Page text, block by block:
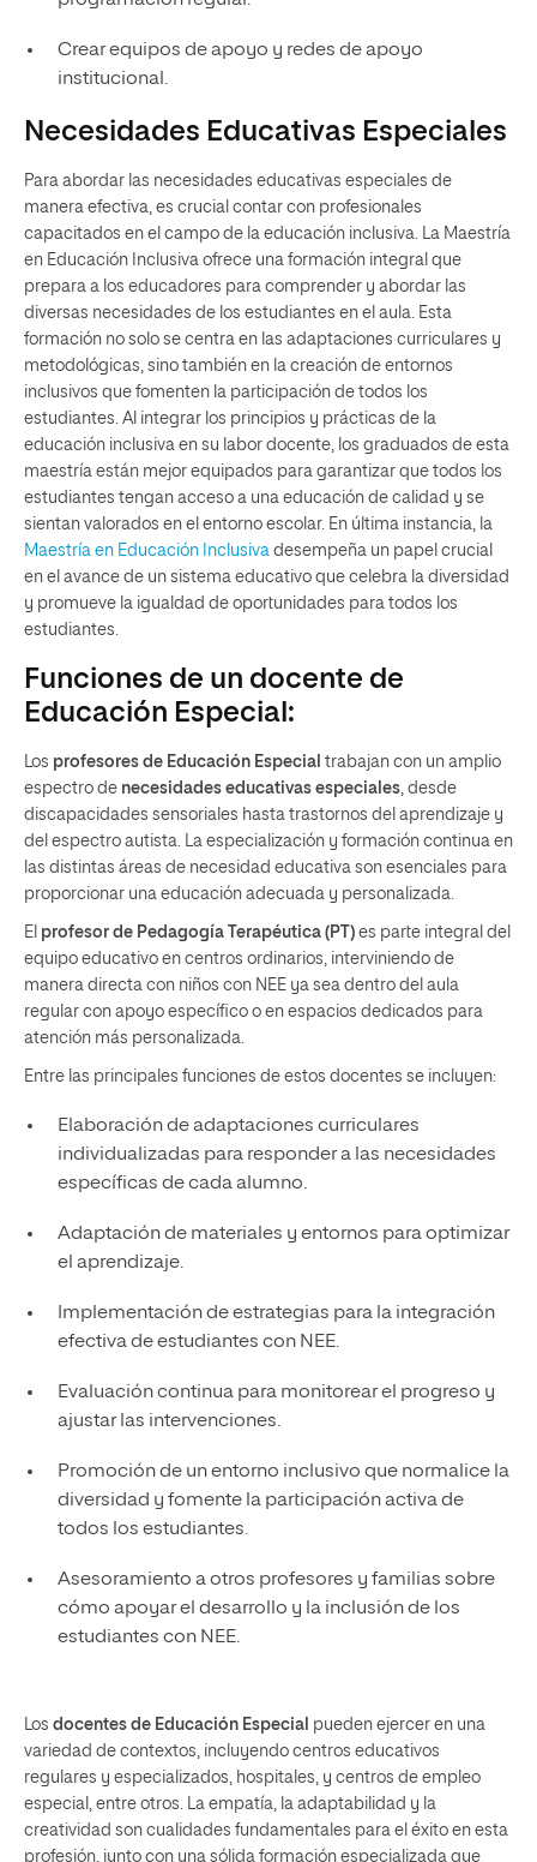
Crear equipos de apoyo y redes de apoyo
institucional.
Necesidades Educativas Especiales
Para abordar las necesidades educativas especiales de
manera efectiva, es crucial contar con profesionales
capacitados en el campo de la educación inclusiva. La Maestría
en Educación Inclusiva ofrece una formación integral que
prepara a los educadores para comprender y abordar las
diversas necesidades de los estudiantes en el aula. Esta
formación no solo se centra en las adaptaciones curriculares y
metodológicas, sino también en la creación de entornos
inclusivos que fomenten la participación de todos los
estudiantes. Al integrar los principios y prácticas de la
educación inclusiva en su labor docente, los graduados de esta
maestría están mejor equipados para garantizar que todos los
estudiantes tengan acceso a una educación de calidad y se
sientan valorados en el entorno escolar. En última instancia, la
Maestría en Educación Inclusiva desempeña un papel crucial
en el avance de un sistema educativo que celebra la diversidad
y promueve la igualdad de oportunidades para todos los
estudiantes.
Funciones de un docente de
Educación Especial:
Los profesores de Educación Especial trabajan con un amplio
espectro de necesidades educativas especiales, desde
discapacidades sensoriales hasta trastornos del aprendizaje y
del espectro autista. La especialización y formación continua en
las distintas áreas de necesidad educativa son esenciales para
proporcionar una educación adecuada y personalizada.
El profesor de Pedagogía Terapéutica (PT) es parte integral del
equipo educativo en centros ordinarios, interviniendo de
manera directa con niños con NEE ya sea dentro del aula
regular con apoyo específico o en espacios dedicados para
atención más personalizada.
Entre las principales funciones de estos docentes se incluyen:
Elaboración de adaptaciones curriculares
individualizadas para responder a las necesidades
específicas de cada alumno.
Adaptación de materiales y entornos para optimizar
el aprendizaje.
Implementación de estrategias para la integración
efectiva de estudiantes con NEE.
Evaluación continua para monitorear el progreso y
ajustar las intervenciones.
Promoción de un entorno inclusivo que normalice la
diversidad y fomente la participación activa de
todos los estudiantes.
Asesoramiento a otros profesores y familias sobre
cómo apoyar el desarrollo y la inclusión de los
estudiantes con NEE.
Los docentes de Educación Especial pueden ejercer en una
variedad de contextos, incluyendo centros educativos
regulares y especializados, hospitales, y centros de empleo
especial, entre otros. La empatía, la adaptabilidad y la
creatividad son cualidades fundamentales para el éxito en esta
profesión, junto con una sólida formación especializada que